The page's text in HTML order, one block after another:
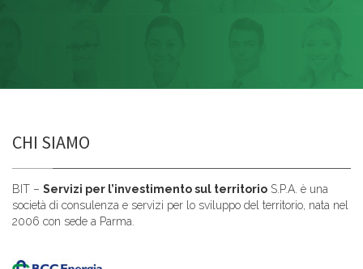
CHI SIAMO
BIT – Servizi per l’investimento sul territorio S.P.A. è una
società di consulenza e servizi per lo sviluppo del territorio, nata nel
2006 con sede a Parma.